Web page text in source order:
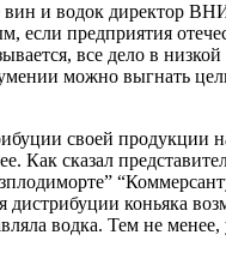
вин и водок директор
предприятия
все дело в низкой
можно выгнать
своей продукции
Как сказал
коньяка
водка. Тем не